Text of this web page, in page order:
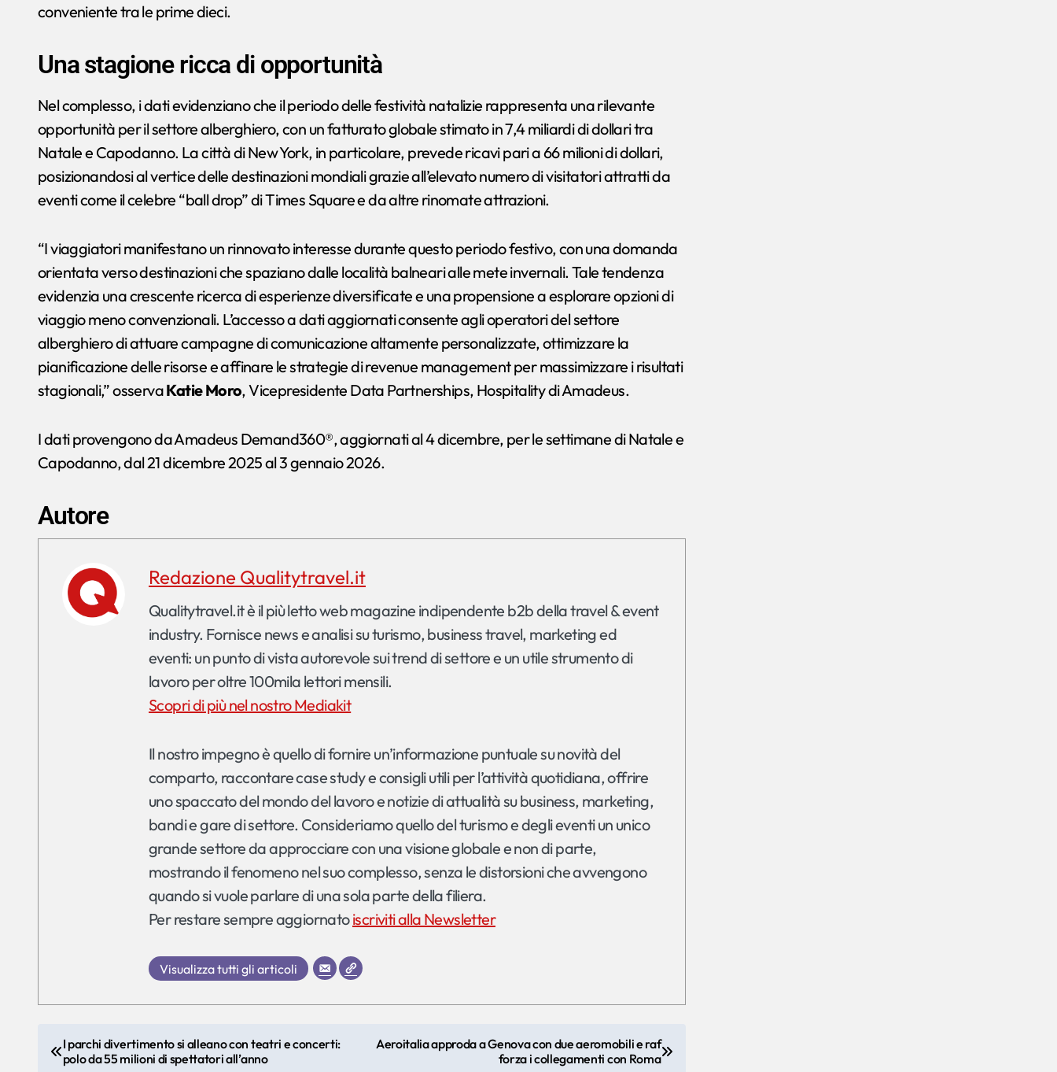
conveniente tra le prime dieci.
Una stagione ricca di opportunità
Nel complesso, i dati evidenziano che il periodo delle festività natalizie rappresenta una rilevante
opportunità per il settore alberghiero, con un fatturato globale stimato in 7,4 miliardi di dollari tra
Natale e Capodanno. La città di New York, in particolare, prevede ricavi pari a 66 milioni di dollari,
posizionandosi al vertice delle destinazioni mondiali grazie all’elevato numero di visitatori attratti da
eventi come il celebre “ball drop” di Times Square e da altre rinomate attrazioni.
“I viaggiatori manifestano un rinnovato interesse durante questo periodo festivo, con una domanda
orientata verso destinazioni che spaziano dalle località balneari alle mete invernali. Tale tendenza
evidenzia una crescente ricerca di esperienze diversificate e una propensione a esplorare opzioni di
viaggio meno convenzionali. L’accesso a dati aggiornati consente agli operatori del settore
alberghiero di attuare campagne di comunicazione altamente personalizzate, ottimizzare la
pianificazione delle risorse e affinare le strategie di revenue management per massimizzare i risultati
stagionali,” osservaKatie Moro, Vicepresidente Data Partnerships, Hospitality di Amadeus.
I dati provengono da Amadeus Demand360®, aggiornati al 4 dicembre, per le settimane di Natale e
Capodanno, dal 21 dicembre 2025 al 3 gennaio 2026.
Autore
Redazione Qualitytravel.it
Qualitytravel.it è il più letto web magazine indipendente b2b della travel & event
industry. Fornisce news e analisi su turismo, business travel, marketing ed
eventi: un punto di vista autorevole sui trend di settore e un utile strumento di
lavoro per oltre 100mila lettori mensili.
Scopri di più nel nostro Mediakit
Il nostro impegno è quello di fornire un’informazione puntuale su novità del
comparto, raccontare case study e consigli utili per l’attività quotidiana, offrire
uno spaccato del mondo del lavoro e notizie di attualità su business, marketing,
bandi e gare di settore. Consideriamo quello del turismo e degli eventi un unico
grande settore da approcciare con una visione globale e non di parte,
mostrando il fenomeno nel suo complesso, senza le distorsioni che avvengono
quando si vuole parlare di una sola parte della filiera.
Per restare sempre aggiornatoiscriviti alla Newsletter
Visualizza tutti gli articoli
I parchi divertimento si alleano con teatri e concerti:
polo da 55 milioni di spettatori all’anno
Aeroitalia approda a Genova con due aeromobili e raf
forza i collegamenti con Roma